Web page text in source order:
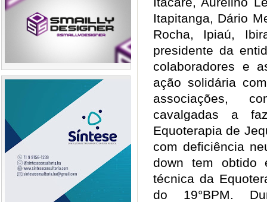
Itapitanga, Dário
Rocha, Ipiaú,
presidente da
colaboradores e
ação solidária
associações,
cavalgadas a
Equoterapia de
com deficiência
down tem obtido
técnica da
do 19°BPM.